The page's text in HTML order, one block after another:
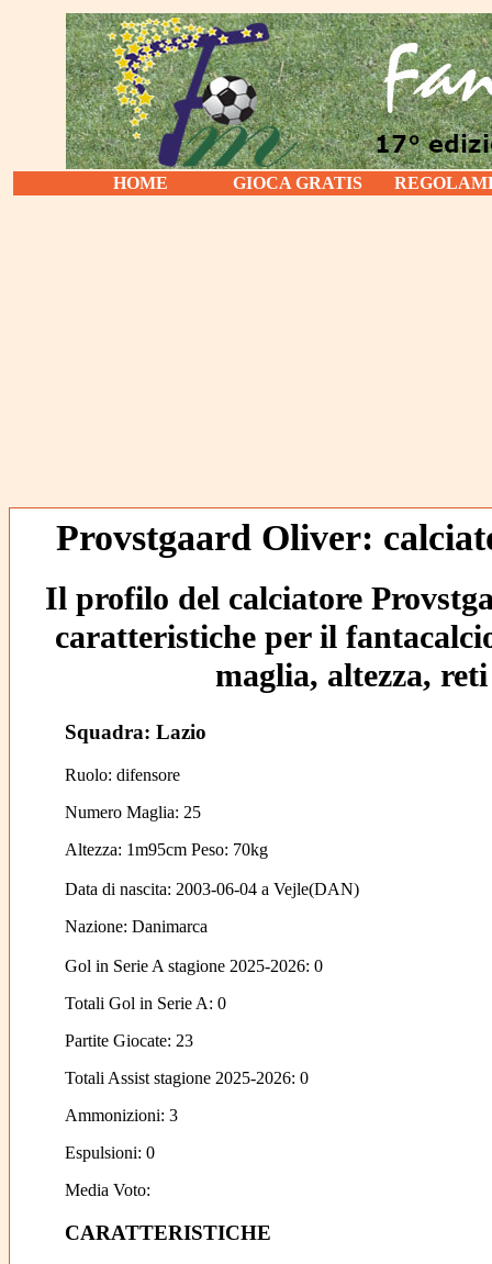
HOME GIOCA GRATIS
Provstgaard Oliver:
Il profilo del calciatore
caratteristiche per il
maglia, altezza,
Squadra: Lazio
Ruolo: difensore
Numero Maglia: 25
Altezza: 1m95cm Peso: 70kg
Data di nascita: 2003-06-04 a Vejle(DAN)
Nazione: Danimarca
Gol in Serie A stagione 2025-2026: 0
Totali Gol in Serie A: 0
Partite Giocate: 23
Totali Assist stagione 2025-2026: 0
Ammonizioni: 3
Espulsioni: 0
Media Voto:
CARATTERISTICHE